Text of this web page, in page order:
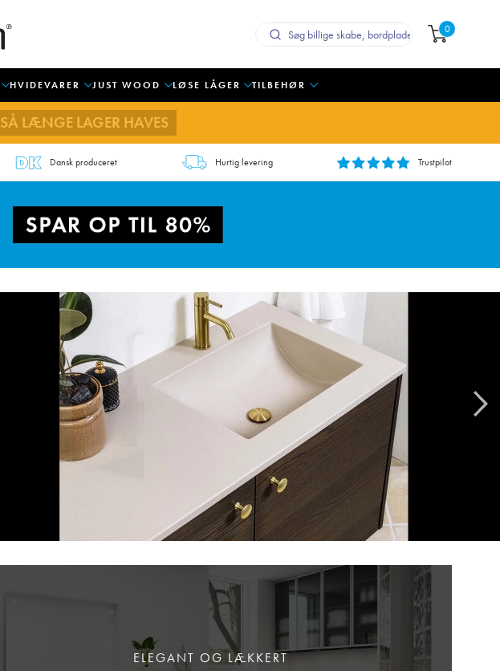
0
HVIDEVARER JUST WOOD LØSE LÅGER TILBEHØR
SÅ LÆNGE LAGER HAVES
Dansk produceret Hurtig levering Trustpilot
ELEGANT OG LÆKKERT